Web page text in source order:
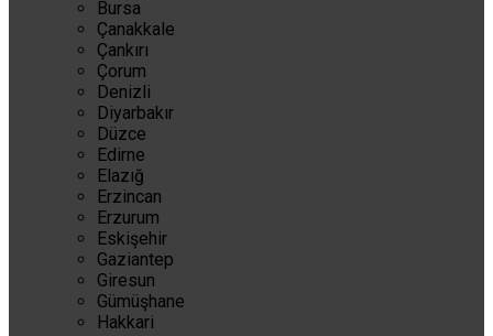
Bursa
Çanakkale
Çankırı
Çorum
Denizli
Diyarbakır
Düzce
Edirne
Elazığ
Erzincan
Erzurum
Eskişehir
Gaziantep
Giresun
Gümüşhane
Hakkari